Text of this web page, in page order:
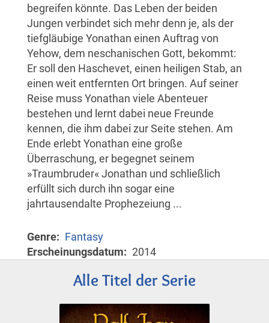
begreifen könnte. Das Leben der beiden
Jungen verbindet sich mehr denn je, als der
tiefgläubige Yonathan einen Auftrag von
Yehow, dem neschanischen Gott, bekommt:
Er soll den Haschevet, einen heiligen Stab, an
einen weit entfernten Ort bringen. Auf seiner
Reise muss Yonathan viele Abenteuer
bestehen und lernt dabei neue Freunde
kennen, die ihm dabei zur Seite stehen. Am
Ende erlebt Yonathan eine große
Überraschung, er begegnet seinem
»Traumbruder« Jonathan und schließlich
erfüllt sich durch ihn sogar eine
jahrtausendalte Prophezeiung ...
Genre
Fantasy
Erscheinungsdatum
2014
Alle Titel der Serie